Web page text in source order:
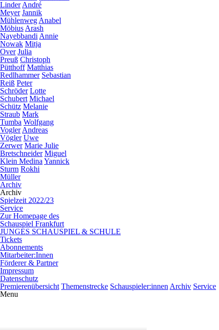
Linder André
Meyer Jannik
Mühlenweg Anabel
Möbius Arash
Nayebbandi Annie
Nowak Mitja
Over Julia
Preuß Christoph
Pütthoff Matthias
Redlhammer Sebastian
Reiß Peter
Schröder Lotte
Schubert Michael
Schütz Melanie
Straub Mark
Tumba Wolfgang
Vogler Andreas
Vögler Uwe
Zerwer Marie Julie
Bretschneider Miguel
Klein Medina Yannick
Sturm Rokhi
Müller
Archiv
Archiv
Spielzeit 2022/23
Service
Zur Homepage des
Schauspiel Frankfurt
JUNGES SCHAUSPIEL & SCHULE
Tickets
Abonnements
Mitarbeiter:Innen
Förderer & Partner
Impressum
Datenschutz
Premierenübersicht Themenstrecke Schauspieler:innen Archiv Service
Menu